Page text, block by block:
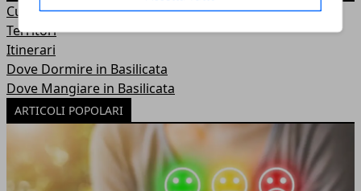
Curiosità
Territori
Itinerari
Dove Dormire in Basilicata
Dove Mangiare in Basilicata
ARTICOLI POPOLARI